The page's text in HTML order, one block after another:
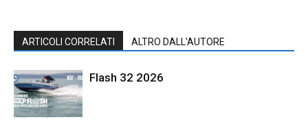
ARTICOLI CORRELATI ALTRO DALL'AUTORE
Flash 32 2026